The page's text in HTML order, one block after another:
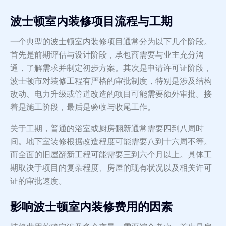
波士顿室内装修项目流程与工期
一个典型的波士顿室内装修项目通常分为以下几个阶段。
首先是前期评估与设计阶段，承包商需要与业主充分沟
通，了解需求并制定初步方案。其次是申请许可证阶段，
波士顿市对装修工程有严格的审批制度，特别是涉及结构
改动、电力升级或管道改造的项目可能需要额外审批。接
着是施工阶段，最后是验收与收尾工作。
关于工期，普通的浴室或厨房翻新通常需要四到八周时
间。地下室装修根据改造程度可能需要八到十六周不等。
而全面的旧屋翻新工程可能需要三到六个月以上。具体工
期取决于项目的复杂程度、房屋的现有状况以及相关许可
证的审批速度。
影响波士顿室内装修费用的因素